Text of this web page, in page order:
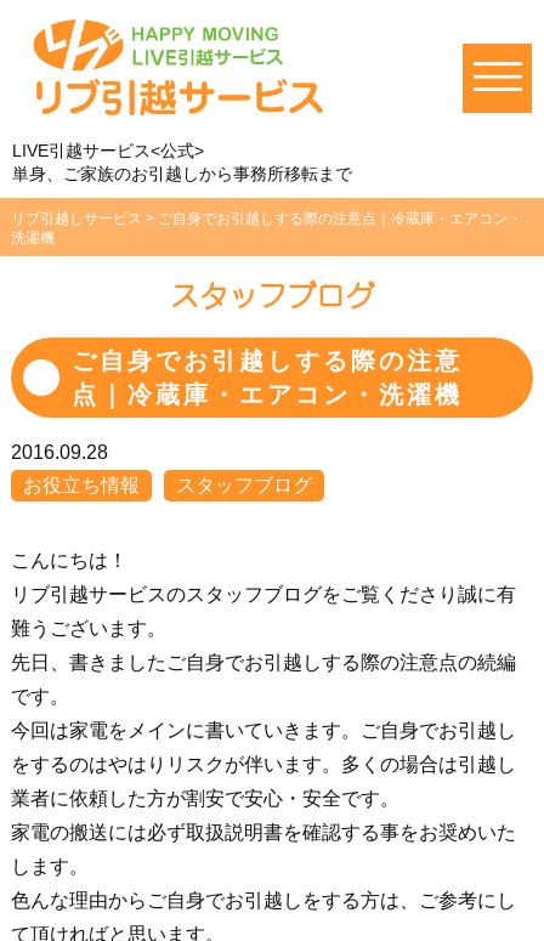
LIVE引越サービス<公式>
単身、ご家族のお引越しから事務所移転まで
リブ引越しサービス > ご自身でお引越しする際の注意点｜冷蔵庫・エアコン・
洗濯機
スタッフブログ
ご自身でお引越しする際の注意
点｜冷蔵庫・エアコン・洗濯機
2016.09.28
お役立ち情報
スタッフブログ
こんにちは！
リブ引越サービスのスタッフブログをご覧くださり誠に有
難うございます。
先日、書きましたご自身でお引越しする際の注意点の続編
です。
今回は家電をメインに書いていきます。ご自身でお引越し
をするのはやはりリスクが伴います。多くの場合は引越し
業者に依頼した方が割安で安心・安全です。
家電の搬送には必ず取扱説明書を確認する事をお奨めいた
します。
色んな理由からご自身でお引越しをする方は、ご参考にし
て頂ければと思います。